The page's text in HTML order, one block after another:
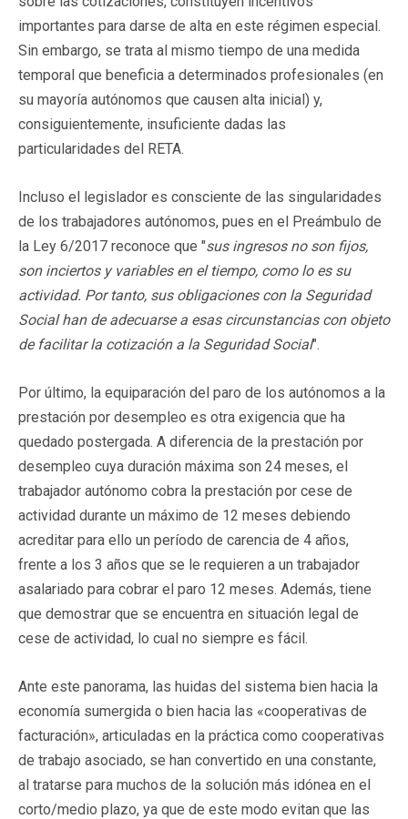
importantes para darse de alta en este régimen especial.
Sin embargo, se trata al mismo tiempo de una medida
temporal que beneficia a determinados profesionales (en
su mayoría autónomos que causen alta inicial) y,
consiguientemente, insuficiente dadas las
particularidades del RETA.
Incluso el legislador es consciente de las singularidades
de los trabajadores autónomos, pues en el Preámbulo de
la Ley 6/2017 reconoce que "sus ingresos no son fijos,
son inciertos y variables en el tiempo, como lo es su
actividad. Por tanto, sus obligaciones con la Seguridad
Social han de adecuarse a esas circunstancias con objeto
de facilitar la cotización a la Seguridad Social".
Por último, la equiparación del paro de los autónomos a la
prestación por desempleo es otra exigencia que ha
quedado postergada. A diferencia de la prestación por
desempleo cuya duración máxima son 24 meses, el
trabajador autónomo cobra la prestación por cese de
actividad durante un máximo de 12 meses debiendo
acreditar para ello un período de carencia de 4 años,
frente a los 3 años que se le requieren a un trabajador
asalariado para cobrar el paro 12 meses. Además, tiene
que demostrar que se encuentra en situación legal de
cese de actividad, lo cual no siempre es fácil.
Ante este panorama, las huidas del sistema bien hacia la
economía sumergida o bien hacia las «cooperativas de
facturación», articuladas en la práctica como cooperativas
de trabajo asociado, se han convertido en una constante,
al tratarse para muchos de la solución más idónea en el
corto/medio plazo, ya que de este modo evitan que las